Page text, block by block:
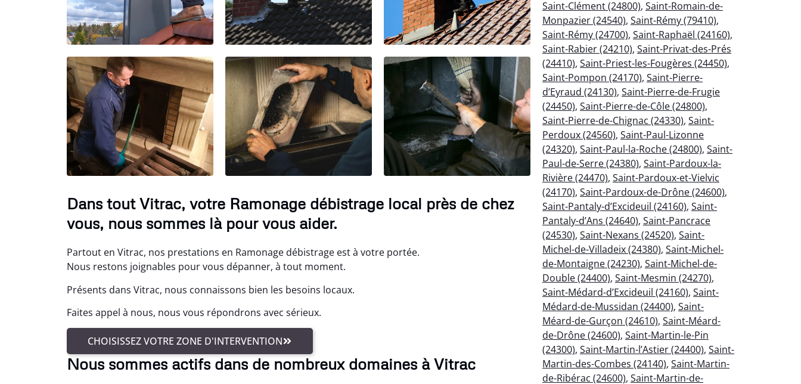
Dans tout Vitrac, votre Ramonage débistrage local près de chez
vous, nous sommes là pour vous aider.
Partout en Vitrac, nos prestations en Ramonage débistrage est à votre portée.
Nous restons joignables pour vous dépanner, à tout moment.
Présents dans Vitrac, nous connaissons bien les besoins locaux.
Faites appel à nous, nous vous répondrons avec sérieux.
CHOISISSEZ VOTRE ZONE D'INTERVENTION
Nous sommes actifs dans de nombreux domaines à Vitrac
Saint-Clément (24800), Saint-Romain-de-
Monpazier (24540), Saint-Rémy (79410),
Saint-Rémy (24700), Saint-Raphaël (24160),
Saint-Rabier (24210), Saint-Privat-des-Prés
(24410), Saint-Priest-les-Fougères (24450),
Saint-Pompon (24170), Saint-Pierre-
d’Eyraud (24130), Saint-Pierre-de-Frugie
(24450), Saint-Pierre-de-Côle (24800),
Saint-Pierre-de-Chignac (24330), Saint-
Perdoux (24560), Saint-Paul-Lizonne
(24320), Saint-Paul-la-Roche (24800), Saint-
Paul-de-Serre (24380), Saint-Pardoux-la-
Rivière (24470), Saint-Pardoux-et-Vielvic
(24170), Saint-Pardoux-de-Drône (24600),
Saint-Pantaly-d’Excideuil (24160), Saint-
Pantaly-d’Ans (24640), Saint-Pancrace
(24530), Saint-Nexans (24520), Saint-
Michel-de-Villadeix (24380), Saint-Michel-
de-Montaigne (24230), Saint-Michel-de-
Double (24400), Saint-Mesmin (24270),
Saint-Médard-d’Excideuil (24160), Saint-
Médard-de-Mussidan (24400), Saint-
Méard-de-Gurçon (24610), Saint-Méard-
de-Drône (24600), Saint-Martin-le-Pin
(24300), Saint-Martin-l’Astier (24400), Saint-
Martin-des-Combes (24140), Saint-Martin-
de-Ribérac (24600), Saint-Martin-de-